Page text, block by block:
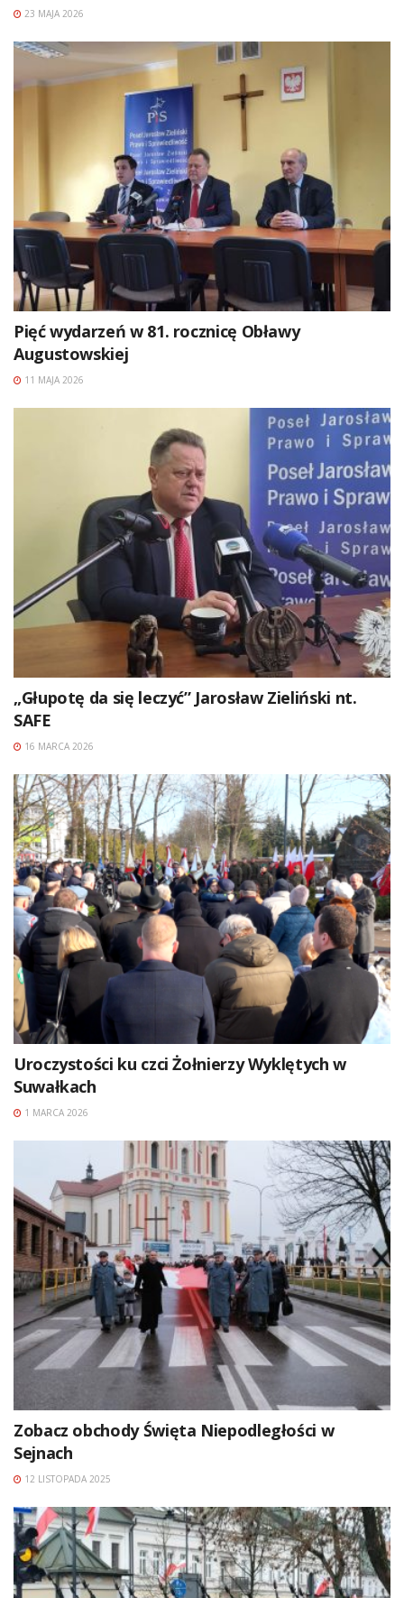
23 MAJA 2026
Pięć wydarzeń w 81. rocznicę Obławy
Augustowskiej
11 MAJA 2026
„Głupotę da się leczyć” Jarosław Zieliński nt.
SAFE
16 MARCA 2026
Uroczystości ku czci Żołnierzy Wyklętych w
Suwałkach
1 MARCA 2026
Zobacz obchody Święta Niepodległości w
Sejnach
12 LISTOPADA 2025